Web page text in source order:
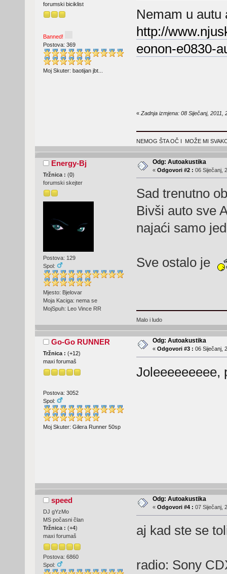
forumski biciklist
Banned!
Postova: 369
Moj Skuter: baotijan jbt...
Nemam u autu
http://
eonon-e0830-
« Zadnja izmjena: 08 Siječanj, 2011,
NEMOG ŠTA OČ I MOŽE MI
Energy-Bj
Tržnica : (0)
forumski skejter
Postova: 129
Spol:
Mjesto: Bjelovar
Moja Kaciga: nema se
MojSpuh: Leo Vince RR
Odg: Autoakustika
« Odgovori #2 : 06 Siječanj,
Sad trenutno
Bivši auto sve
najaći samo
Sve ostalo je
Malo i ludo
Go-Go RUNNER
Tržnica : (+12)
maxi forumaš
Postova: 3052
Spol:
Moj Skuter: Gilera Runner 50sp
Odg: Autoakustika
« Odgovori #3 : 06 Siječanj,
Joleeeeeeeee,
speed
DJ gYzMo
MS počasni član
Tržnica : (+4)
maxi forumaš
Postova: 6860
Spol:
Odg: Autoakustika
« Odgovori #4 : 07 Siječanj,
aj kad ste se
radio: Sony